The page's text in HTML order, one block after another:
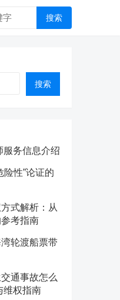
搜索
搜索
服务信息介绍
险性”论证的
式解析：从
考指南
轮渡船票带
通事故怎么
维权指南